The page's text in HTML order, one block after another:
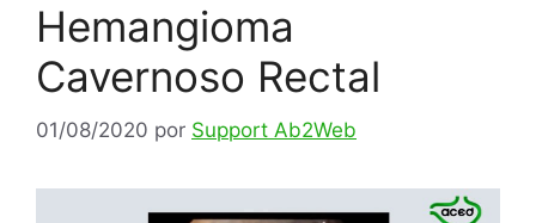
Hemangioma
Cavernoso Rectal
01/08/2020 por Support Ab2Web